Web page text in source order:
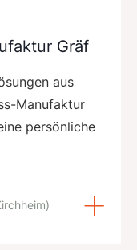
Gräf
aus
Manufaktur
persönliche